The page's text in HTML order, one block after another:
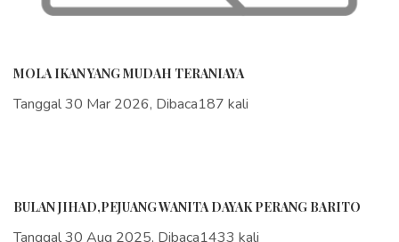
MOLA IKAN YANG MUDAH TERANIAYA
Tanggal 30 Mar 2026, Dibaca187 kali
BULAN JIHAD,PEJUANG WANITA DAYAK PERANG BARITO
Tanggal 30 Aug 2025, Dibaca1433 kali